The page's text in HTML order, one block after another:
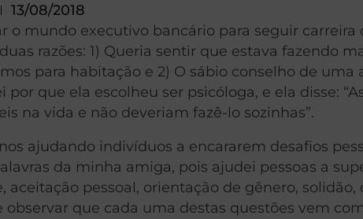
13/08/2018
o mundo executivo bancário para seguir carreira
razões: 1) Queria sentir que estava fazendo
para habitação e 2) O sábio conselho de uma
que ela escolheu ser psicóloga, e ela disse:
na vida e não deveriam fazê-lo sozinhas”.
ajudando indivíduos a encararem desafios
da minha amiga, pois ajudei pessoas a
aceitação pessoal, orientação de gênero,
que cada uma destas questões vem